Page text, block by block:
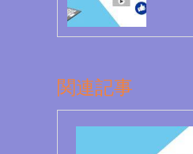
関連記事